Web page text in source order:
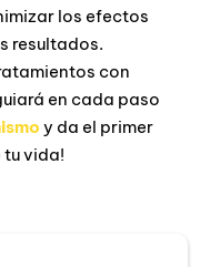
los efectos
resultados.
con
en cada paso
y da el primer
vida!